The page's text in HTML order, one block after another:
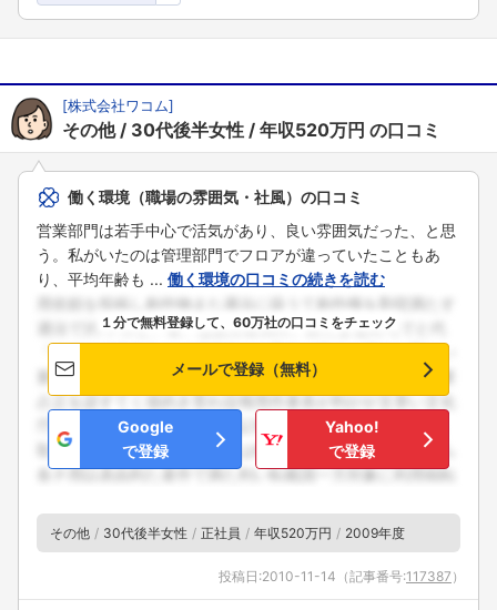
[株式会社ワコム]
その他 30代後半女性 年収520万円 の口コミ
働く環境（職場の雰囲気・社風）の口コミ
営業部門は若手中心で活気があり、良い雰囲気だった、と思
う。私がいたのは管理部門でフロアが違っていたこともあ
り、平均年齢も ... 働く環境の口コミの続きを読む
１分で無料登録して、60万社の口コミをチェック
メールで登録（無料）
Google
で登録
Yahoo!
で登録
その他 30代後半女性 正社員 年収520万円 2009年度
投稿日:2010-11-14 （記事番号:117387 ）